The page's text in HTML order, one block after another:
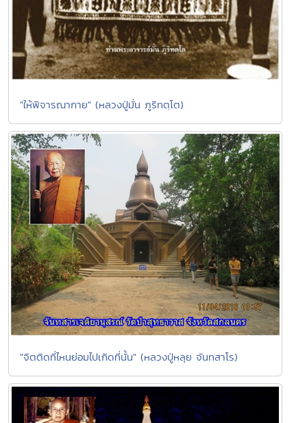
"ให้พิจารณากาย" (หลวงปู่มั่น ภูริทตฺโต)
"จิตติดที่ไหนย่อมไปเกิดที่นั้น" (หลวงปู่หลุย จันทสาโร)